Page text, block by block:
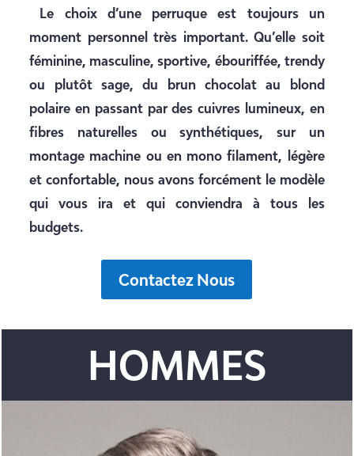
Le choix d’une perruque
est toujours un
moment personnel très important.Qu’elle soit
féminine, masculine, sportive, ébouriffée, trendy
ou plutôt sage, du brun chocolat au blond
polaire en passant par des cuivres lumineux, en
fibres naturelles ou synthétiques, sur un
montage machine ou en mono filament, légère
et confortable, nous avons forcément le modèle
qui vous ira et qui conviendra à tous les
budgets.
Contactez Nous
HOMMES